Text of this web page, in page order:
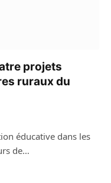
projets
ruraux du
éducative dans les
de…